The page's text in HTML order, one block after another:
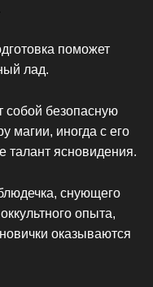
поможет
лад.
собой безопасную
магии, иногда с его
талант ясновидения.
снующего
опыта,
оказываются